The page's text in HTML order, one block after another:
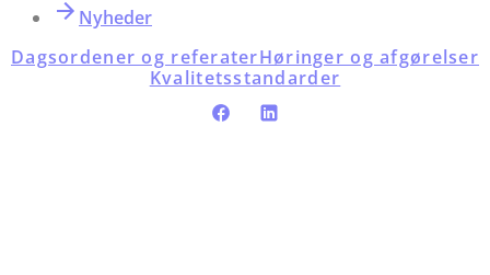
Nyheder
Dagsordener og referaterHøringer og afgørelser
Kvalitetsstandarder